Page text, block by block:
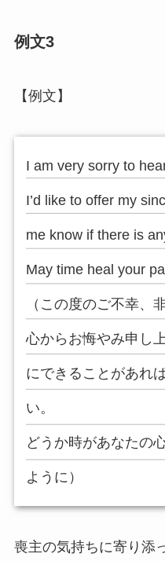
例文3
【例文】
I am very sorry to
I’d like to offer my
me know if there is
May time heal your
（この度のご不幸、
心からお悔やみ申し
にできることがあれ
い。
どうか時があなたの
ように）
喪主の気持ちに寄り添